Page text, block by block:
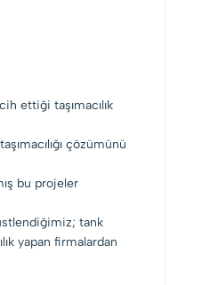
ettiği taşımacılık
çözümünü
bu projeler
tank
yapan firmalardan